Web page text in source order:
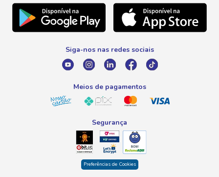
Natal
Promoção Fim de Ano
Telefone
0800 016 6680
atendimento@savegnago.com.br
Siga-nos nas redes sociais
Meios de pagamentos
Segurança
Preferências de Cookies